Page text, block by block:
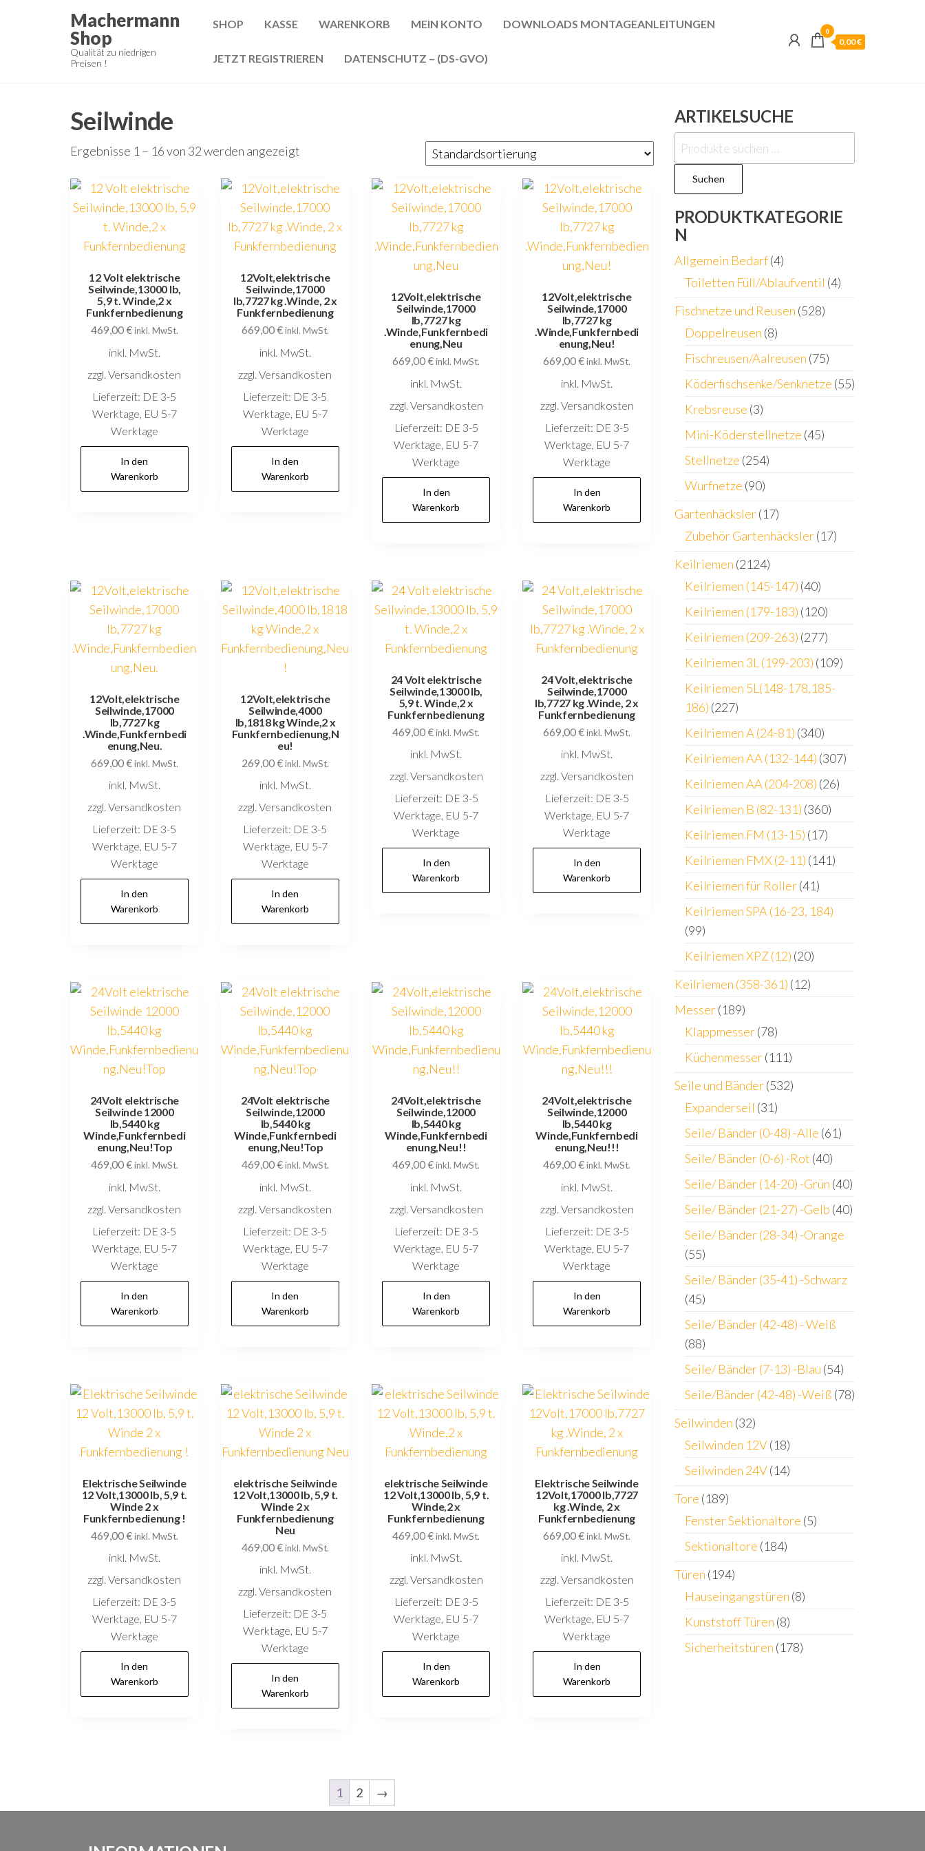
Machermann
Shop
Qualität zu niedrigen
Preisen !
SHOP KASSE WARENKORB MEIN KONTO DOWNLOADS MONTAGEANLEITUNGEN
JETZT REGISTRIEREN DATENSCHUTZ – (DS-GVO)
0
0,00 €
Seilwinde
Ergebnisse 1 – 16 von 32 werden angezeigt
12 Volt elektrische
Seilwinde,13000 lb,
5,9 t. Winde,2 x
Funkfernbedienung
469,00€inkl. MwSt.
inkl. MwSt.
zzgl. Versandkosten
Lieferzeit: DE 3-5
Werktage, EU 5-7
Werktage
In den
Warenkorb
12Volt,elektrische
Seilwinde,17000
lb,7727 kg .Winde, 2 x
Funkfernbedienung
669,00€inkl. MwSt.
inkl. MwSt.
zzgl. Versandkosten
Lieferzeit: DE 3-5
Werktage, EU 5-7
Werktage
In den
Warenkorb
12Volt,elektrische
Seilwinde,17000
lb,7727 kg
.Winde,Funkfernbedi
enung,Neu
669,00€inkl. MwSt.
inkl. MwSt.
zzgl. Versandkosten
Lieferzeit: DE 3-5
Werktage, EU 5-7
Werktage
In den
Warenkorb
12Volt,elektrische
Seilwinde,17000
lb,7727 kg
.Winde,Funkfernbedi
enung,Neu!
669,00€inkl. MwSt.
inkl. MwSt.
zzgl. Versandkosten
Lieferzeit: DE 3-5
Werktage, EU 5-7
Werktage
In den
Warenkorb
12Volt,elektrische
Seilwinde,17000
lb,7727 kg
.Winde,Funkfernbedi
enung,Neu.
669,00€inkl. MwSt.
inkl. MwSt.
zzgl. Versandkosten
Lieferzeit: DE 3-5
Werktage, EU 5-7
Werktage
In den
Warenkorb
12Volt,elektrische
Seilwinde,4000
lb,1818 kg Winde,2 x
Funkfernbedienung,N
eu!
269,00€inkl. MwSt.
inkl. MwSt.
zzgl. Versandkosten
Lieferzeit: DE 3-5
Werktage, EU 5-7
Werktage
In den
Warenkorb
24 Volt elektrische
Seilwinde,13000 lb,
5,9 t. Winde,2 x
Funkfernbedienung
469,00€inkl. MwSt.
inkl. MwSt.
zzgl. Versandkosten
Lieferzeit: DE 3-5
Werktage, EU 5-7
Werktage
In den
Warenkorb
24 Volt,elektrische
Seilwinde,17000
lb,7727 kg .Winde, 2 x
Funkfernbedienung
669,00€inkl. MwSt.
inkl. MwSt.
zzgl. Versandkosten
Lieferzeit: DE 3-5
Werktage, EU 5-7
Werktage
In den
Warenkorb
24Volt elektrische
Seilwinde 12000
lb,5440 kg
Winde,Funkfernbedi
enung,Neu!Top
469,00€inkl. MwSt.
inkl. MwSt.
zzgl. Versandkosten
Lieferzeit: DE 3-5
Werktage, EU 5-7
Werktage
In den
Warenkorb
24Volt elektrische
Seilwinde,12000
lb,5440 kg
Winde,Funkfernbedi
enung,Neu!Top
469,00€inkl. MwSt.
inkl. MwSt.
zzgl. Versandkosten
Lieferzeit: DE 3-5
Werktage, EU 5-7
Werktage
In den
Warenkorb
24Volt,elektrische
Seilwinde,12000
lb,5440 kg
Winde,Funkfernbedi
enung,Neu!!
469,00€inkl. MwSt.
inkl. MwSt.
zzgl. Versandkosten
Lieferzeit: DE 3-5
Werktage, EU 5-7
Werktage
In den
Warenkorb
24Volt,elektrische
Seilwinde,12000
lb,5440 kg
Winde,Funkfernbedi
enung,Neu!!!
469,00€inkl. MwSt.
inkl. MwSt.
zzgl. Versandkosten
Lieferzeit: DE 3-5
Werktage, EU 5-7
Werktage
In den
Warenkorb
Elektrische Seilwinde
12 Volt,13000 lb, 5,9 t.
Winde 2 x
Funkfernbedienung !
469,00€inkl. MwSt.
inkl. MwSt.
zzgl. Versandkosten
Lieferzeit: DE 3-5
Werktage, EU 5-7
Werktage
In den
Warenkorb
elektrische Seilwinde
12 Volt,13000 lb, 5,9 t.
Winde 2 x
Funkfernbedienung
Neu
469,00€inkl. MwSt.
inkl. MwSt.
zzgl. Versandkosten
Lieferzeit: DE 3-5
Werktage, EU 5-7
Werktage
In den
Warenkorb
elektrische Seilwinde
12 Volt,13000 lb, 5,9 t.
Winde,2 x
Funkfernbedienung
469,00€inkl. MwSt.
inkl. MwSt.
zzgl. Versandkosten
Lieferzeit: DE 3-5
Werktage, EU 5-7
Werktage
In den
Warenkorb
Elektrische Seilwinde
12Volt,17000 lb,7727
kg .Winde, 2 x
Funkfernbedienung
669,00€inkl. MwSt.
inkl. MwSt.
zzgl. Versandkosten
Lieferzeit: DE 3-5
Werktage, EU 5-7
Werktage
In den
Warenkorb
1 2 →
ARTIKELSUCHE
Suchen
nach:
Suchen
PRODUKTKATEGORIE
N
Allgemein Bedarf (4)
Toiletten Füll/Ablaufventil (4)
Fischnetze und Reusen (528)
Doppelreusen (8)
Fischreusen/Aalreusen (75)
Köderfischsenke/Senknetze (55)
Krebsreuse (3)
Mini-Köderstellnetze (45)
Stellnetze (254)
Wurfnetze (90)
Gartenhäcksler (17)
Zubehör Gartenhäcksler (17)
Keilriemen (2124)
Keilriemen (145-147) (40)
Keilriemen (179-183) (120)
Keilriemen (209-263) (277)
Keilriemen 3L (199-203) (109)
Keilriemen 5L(148-178,185-
186) (227)
Keilriemen A (24-81) (340)
Keilriemen AA (132-144) (307)
Keilriemen AA (204-208) (26)
Keilriemen B (82-131) (360)
Keilriemen FM (13-15) (17)
Keilriemen FMX (2-11) (141)
Keilriemen für Roller (41)
Keilriemen SPA (16-23, 184)
(99)
Keilriemen XPZ (12) (20)
Keilriemen (358-361) (12)
Messer (189)
Klappmesser (78)
Küchenmesser (111)
Seile und Bänder (532)
Expanderseil (31)
Seile/ Bänder (0-48) -Alle (61)
Seile/ Bänder (0-6) -Rot (40)
Seile/ Bänder (14-20) -Grün (40)
Seile/ Bänder (21-27) -Gelb (40)
Seile/ Bänder (28-34) -Orange
(55)
Seile/ Bänder (35-41) -Schwarz
(45)
Seile/ Bänder (42-48) - Weiß
(88)
Seile/ Bänder (7-13) -Blau (54)
Seile/Bänder (42-48) -Weiß (78)
Seilwinden (32)
Seilwinden 12V (18)
Seilwinden 24V (14)
Tore (189)
Fenster Sektionaltore (5)
Sektionaltore (184)
Türen (194)
Hauseingangstüren (8)
Kunststoff Türen (8)
Sicherheitstüren (178)